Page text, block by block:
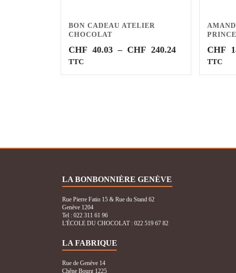
BON CADEAU ATELIER
CHOCOLAT
CHF 40.03 – CHF 240.24Plage
prix :
TTC
CHF
TTC
LA BONBONNIÈRE GENÈVE
Rue Pierre Fatio 15 & Rue du Stand 62
Genève 1204
Tel : 022 311 61 96
L'ÉCOLE DU CHOCOLAT : 022 519 67 82
LA FABRIQUE
Rue de Genève 14
Chêne Bourg 1225